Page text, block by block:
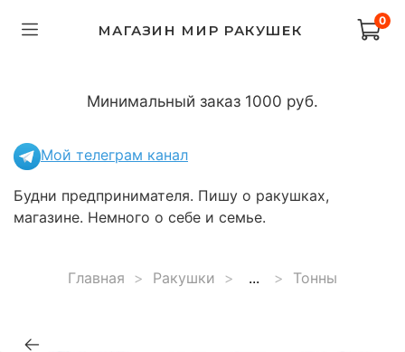
МАГАЗИН МИР РАКУШЕК
0
Минимальный заказ 1000 руб.
Мой телеграм канал
Будни предпринимателя. Пишу о ракушках,
магазине. Немного о себе и семье.
Главная Ракушки ... Тонны